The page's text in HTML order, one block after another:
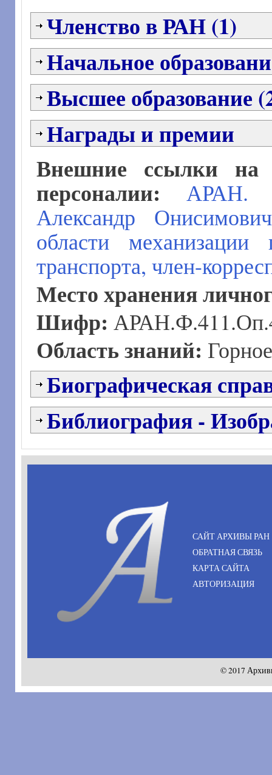
Членство в РАН (1)
Начальное
Высшее образование
Награды и премии
Внешние ссылки на
персоналии: АРАН.
Александр
области
транспорта, член-
Место хранения
Шифр:
Область знаний:
Биографическая
Библиография -
САЙТ АРХИВЫ РАН
ОБРАТНАЯ СВЯЗЬ
КАРТА САЙТА
АВТОРИЗАЦИЯ
© 2017